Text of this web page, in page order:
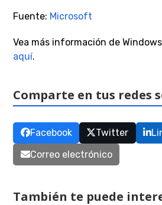
Fuente: Microsoft
Vea más información de
aquí.
Comparte en tus redes
Facebook Twitter
Correo electrónico
También te puede